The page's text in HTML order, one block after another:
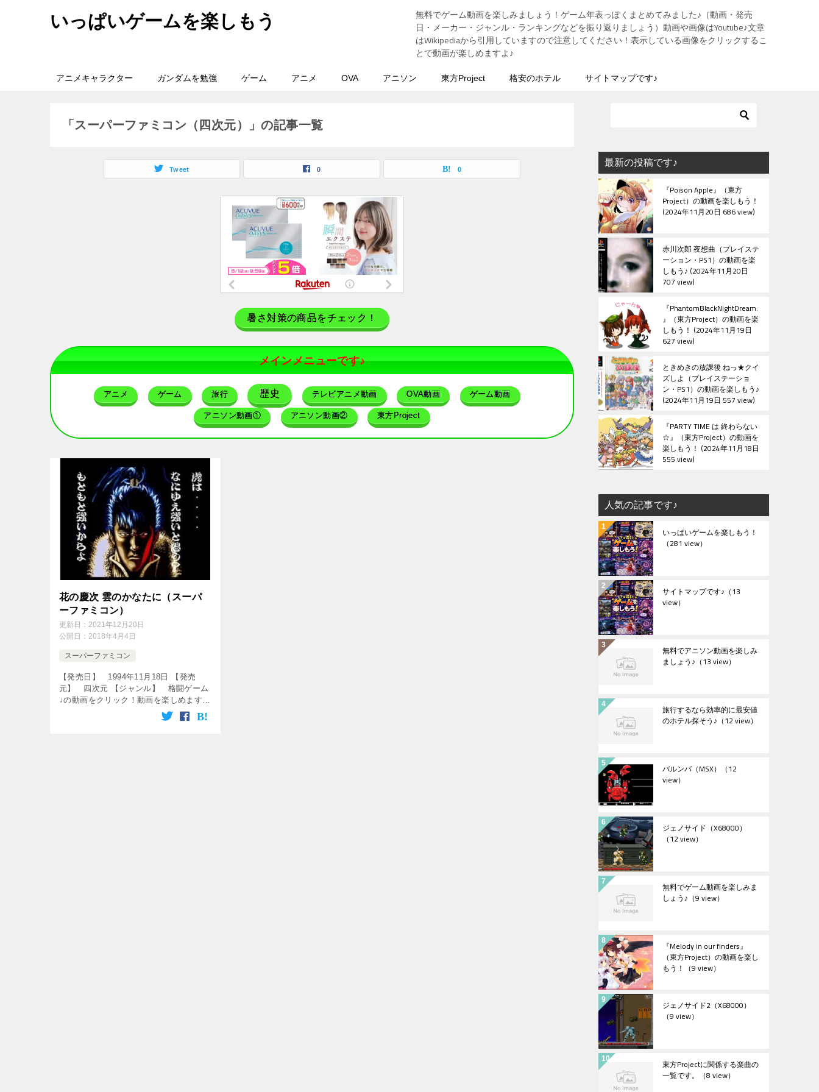
いっぱいゲームを楽しもう
無料でゲーム動画を楽しみましょう！ゲーム年表っぽくまとめてみました♪（動画・発売
日・メーカー・ジャンル・ランキングなどを振り返りましょう）動画や画像はYoutube♪文章
はWikipediaから引用していますので注意してください！表示している画像をクリックするこ
とで動画が楽しめますよ♪
アニメキャラクター ガンダムを勉強 ゲーム アニメ OVA アニソン 東方Project 格安のホテル サイトマップです♪
「スーパーファミコン（四次元）」の記事一覧
Tweet 0 0
暑さ対策の商品をチェック！
メインメニューです♪
アニメ ゲーム 旅行 歴史 テレビアニメ動画 OVA動画 ゲーム動画
アニソン動画① アニソン動画② 東方Project
花の慶次 雲のかなたに（スーパ
ーファミコン）
更新日： 2021年12月20日
公開日： 2018年4月4日
スーパーファミコン
【発売日】 1994年11月18日 【発売
元】 四次元 【ジャンル】 格闘ゲーム
↓の動画をクリック！動画を楽しめます♪
[csshop service=”rakuten” keyword=
最新の投稿です♪
『Poison Apple』（東方
Project）の動画を楽しもう！
2024年11月20日 686 view
赤川次郎 夜想曲（プレイステ
ーション・PS1）の動画を楽
しもう♪ 2024年11月20日
707 view
『PhantomBlackNightDream.
』（東方Project）の動画を楽
しもう！ 2024年11月19日
627 view
ときめきの放課後 ねっ★クイ
ズしよ（プレイステーショ
ン・PS1）の動画を楽しもう♪
2024年11月19日 557 view
『PARTY TIME は 終わらない
☆』（東方Project）の動画を
楽しもう！ 2024年11月18日
555 view
人気の記事です♪
いっぱいゲームを楽しもう！
（281 view）
サイトマップです♪ （13
view）
無料でアニソン動画を楽しみ
ましょう♪ （13 view）
旅行するなら効率的に最安値
のホテル探そう♪ （12 view）
バルンバ（MSX） （12
view）
ジェノサイド（X68000）
（12 view）
無料でゲーム動画を楽しみま
しょう♪ （9 view）
『Melody in our finders』
（東方Project）の動画を楽し
もう！ （9 view）
ジェノサイド2（X68000）
（9 view）
東方Projectに関係する楽曲の
一覧です。 （8 view）